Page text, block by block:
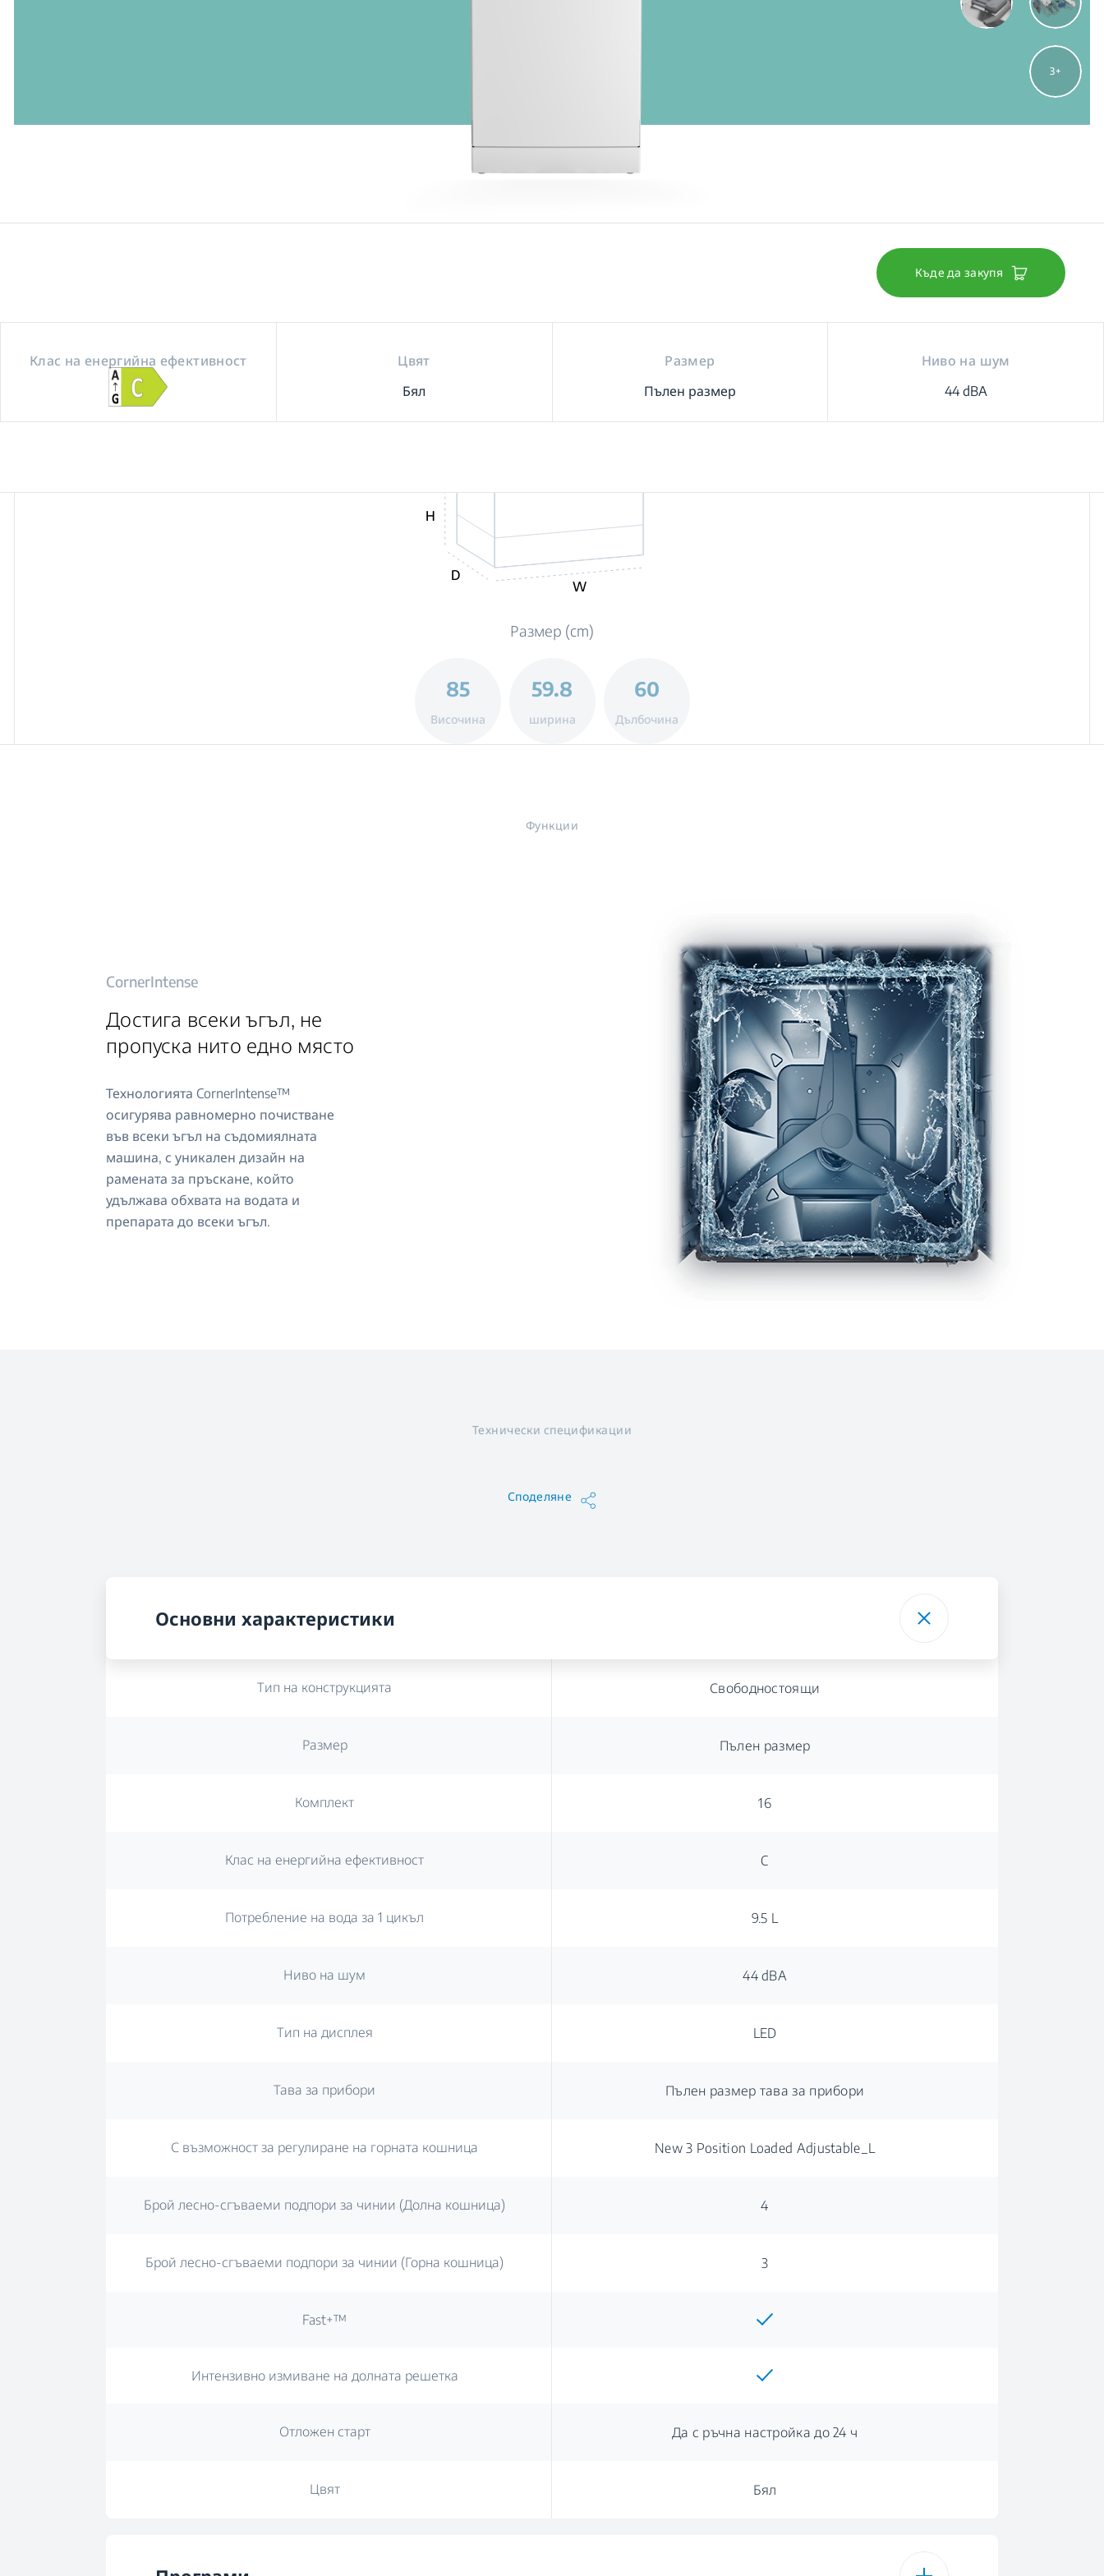
3
Къде да закупя
Клас на енергийна ефективност
Цвят
Бял
Размер
Пълен размер
Ниво на шум
44 dBA
H
D
W
Размер (cm)
85
Височина
59.8
ширина
60
Дълбочина
Функции
CornerIntense
Достига всеки ъгъл, не
пропуска нито едно място
Технологията CornerIntense™
осигурява равномерно почистване
във всеки ъгъл на съдомиялната
машина, с уникален дизайн на
рамената за пръскане, който
удължава обхвата на водата и
препарата до всеки ъгъл.
Технически спецификации
Споделяне
Основни характеристики
Тип на конструкцията Свободностоящи
Размер Пълен размер
Комплект 16
Клас на енергийна ефективност C
Потребление на вода за 1 цикъл 9.5 L
Ниво на шум 44 dBA
Тип на дисплея LED
Тава за прибори Пълен размер тава за прибори
С възможност за регулиране на горната кошница New 3 Position Loaded Adjustable_L
Брой лесно-сгъваеми подпори за чинии (Долна кошница) 4
Брой лесно-сгъваеми подпори за чинии (Горна кошница) 3
Fast+™
Интензивно измиване на долната решетка
Отложен старт Да с ръчна настройка до 24 ч
Цвят Бял